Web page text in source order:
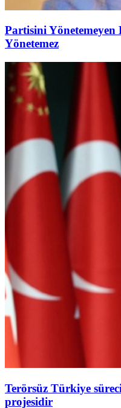
Partisini
Yönetemez
Terörsüz Türkiye
projesidir